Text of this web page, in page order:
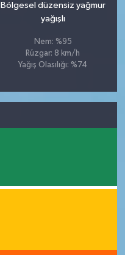
Bölgesel düzensiz yağmur
yağışlı
Nem: %95
Rüzgar: 8 km/h
Yağış Olasılığı: %74